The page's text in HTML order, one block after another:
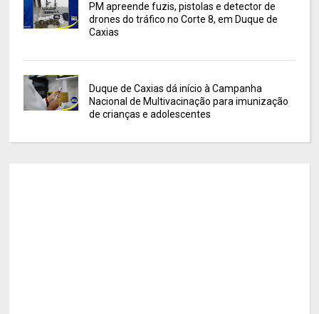
PM apreende fuzis, pistolas e detector de
drones do tráfico no Corte 8, em Duque de
Caxias
Duque de Caxias dá início à Campanha
Nacional de Multivacinação para imunização
de crianças e adolescentes